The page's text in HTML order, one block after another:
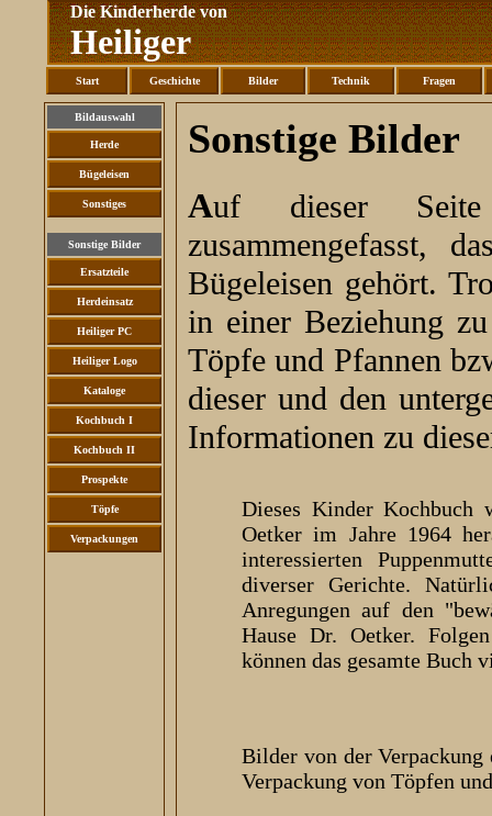
Die Kinderherde von
Heiliger
Start Geschichte Bilder Technik Fragen
Bildauswahl
Herde
Bügeleisen
Sonstiges
Sonstige Bilder
Ersatzteile
Herdeinsatz
Heiliger PC
Heiliger Logo
Kataloge
Kochbuch I
Kochbuch II
Prospekte
Töpfe
Verpackungen
Sonstige Bilder
Auf dieser Seite haben wir alles Bildmaterial
zusammengefasst,
Bügeleisen gehört.
in einer Beziehung
Töpfe und Pfannen
dieser und den
Informationen zu
Dieses Kinder Kochbuch
Oetker im Jahre 1964
interessierten
diverser Gerichte.
Anregungen auf den
Hause Dr. Oetker.
können das gesamte Buch
Bilder von der Verpackung
Verpackung von Töpfen